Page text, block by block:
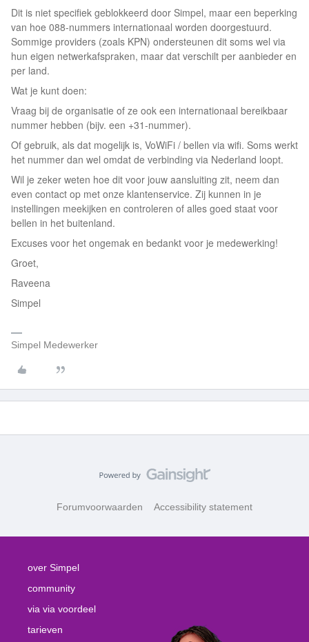
Dit is niet specifiek geblokkeerd door Simpel, maar een beperking
van hoe 088‑nummers internationaal worden doorgestuurd.
Sommige providers (zoals KPN) ondersteunen dit soms wel via
hun eigen netwerkafspraken, maar dat verschilt per aanbieder en
per land.
Wat je kunt doen:
Vraag bij de organisatie of ze ook een internationaal bereikbaar
nummer hebben (bijv. een +31‑nummer).
Of gebruik, als dat mogelijk is, VoWiFi / bellen via wifi. Soms werkt
het nummer dan wel omdat de verbinding via Nederland loopt.
Wil je zeker weten hoe dit voor jouw aansluiting zit, neem dan
even contact op met onze klantenservice. Zij kunnen in je
instellingen meekijken en controleren of alles goed staat voor
bellen in het buitenland.
Excuses voor het ongemak en bedankt voor je medewerking!
Groet,
Raveena
Simpel
Simpel Medewerker
Forumvoorwaarden Accessibility statement
over Simpel
community
via via voordeel
tarieven